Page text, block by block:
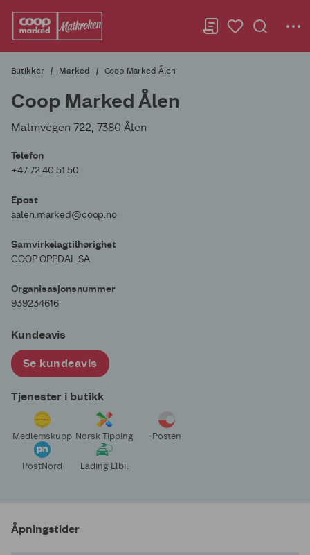
Butikker Marked Coop Marked Ålen
Coop Marked Ålen
Malmvegen 722, 7380 Ålen
Telefon
+47 72 40 51 50
Epost
aalen.marked@coop.no
Samvirkelagtilhørighet
COOP OPPDAL SA
Organisasjonsnummer
939234616
Kundeavis
Se kundeavis
Tjenester i butikk
Medlemskupp Norsk Tipping Posten
PostNord Lading Elbil
Åpningstider